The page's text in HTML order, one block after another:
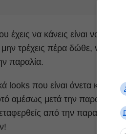
έχεις να κάνεις είναι να
τρέχεις πέρα δώθε, να είσαι
παραλία.
looks που είναι άνετα και
αμέσως μετά την παραλία.
από την παραλία,